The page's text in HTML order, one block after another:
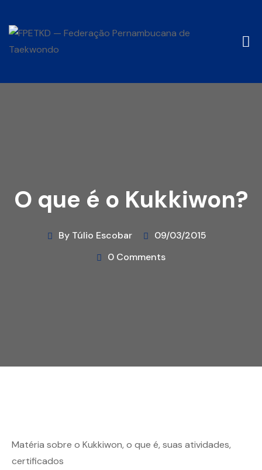
O que é o Kukkiwon?
By Túlio Escobar
09/03/2015
0 Comments
Matéria sobre o Kukkiwon, o que é, suas atividades,
certificados